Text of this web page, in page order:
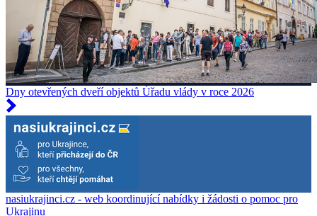
Dny otevřených dveří objektů Úřadu vlády v roce 2026
nasiukrajinci.cz - web koordinující nabídky i žádosti o pomoc pro
Ukrajinu